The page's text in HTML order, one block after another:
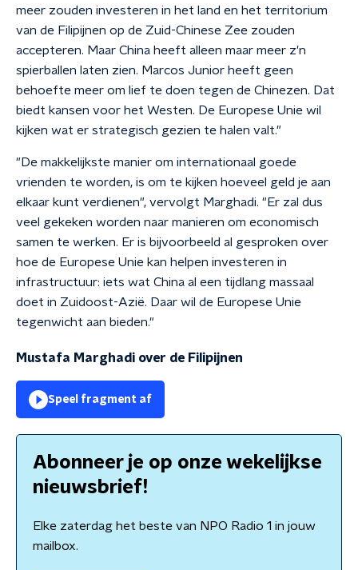
meer zouden investeren in het land en het territorium
van de Filipijnen op de Zuid-Chinese Zee zouden
accepteren. Maar China heeft alleen maar meer z'n
spierballen laten zien. Marcos Junior heeft geen
behoefte meer om lief te doen tegen de Chinezen. Dat
biedt kansen voor het Westen. De Europese Unie wil
kijken wat er strategisch gezien te halen valt."
"De makkelijkste manier om internationaal goede
vrienden te worden, is om te kijken hoeveel geld je aan
elkaar kunt verdienen", vervolgt Marghadi. "Er zal dus
veel gekeken worden naar manieren om economisch
samen te werken. Er is bijvoorbeeld al gesproken over
hoe de Europese Unie kan helpen investeren in
infrastructuur: iets wat China al een tijdlang massaal
doet in Zuidoost-Azië. Daar wil de Europese Unie
tegenwicht aan bieden."
Mustafa Marghadi over de Filipijnen
Speel fragment af
Abonneer je op onze wekelijkse
nieuwsbrief!
Elke zaterdag het beste van NPO Radio 1 in jouw
mailbox.